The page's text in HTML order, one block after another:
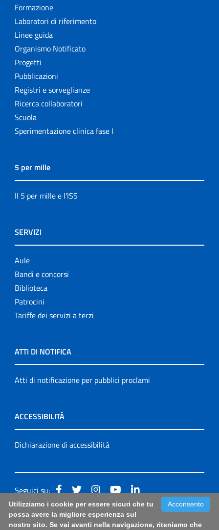
Formazione
Laboratori di riferimento
Linee guida
Organismo Notificato
Progetti
Pubblicazioni
Registri e sorveglianze
Ricerca collaboratori
Scuola
Sperimentazione clinica fase I
5 per mille
Il 5 per mille e l'ISS
SERVIZI
Aule
Bandi e concorsi
Biblioteca
Patrocini
Tariffe dei servizi a terzi
ATTI DI NOTIFICA
Atti di notificazione per pubblici proclami
ACCESSIBILITÀ
Dichiarazione di accessibilità
Seguici su:
Accessibilità: form di segnalazione di prima istanza per
questa pagina|Note Legali | Sitemap
Acconsento
Utilizziamo i cookie per essere sicuri che tu
possa avere la migliore esperienza sul
nostro sito. Se vai avanti nella navigazione, riteniamo che